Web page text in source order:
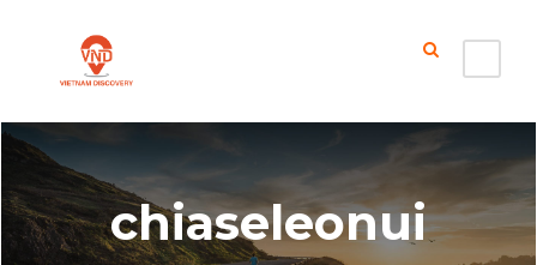
chiaseleonui